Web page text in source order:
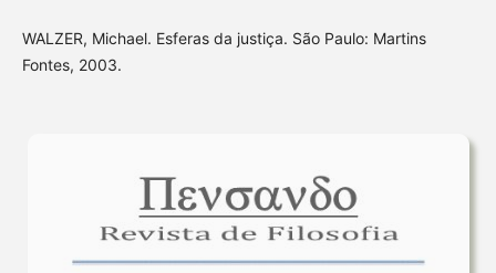
WALZER, Michael. Esferas da justiça. São Paulo: Martins
Fontes, 2003.